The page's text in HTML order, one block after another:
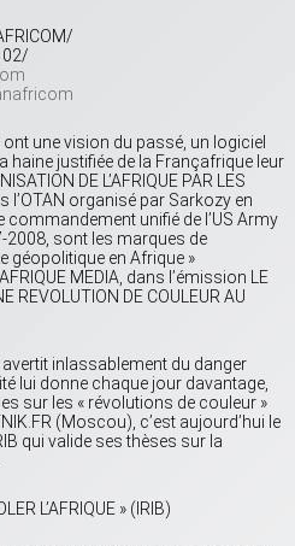
02/
une vision du passé, un logiciel
haine justifiée de la Françafrique leur
DE L’AFRIQUE PAR LES
l’OTAN organisé par Sarkozy en
commandement unifié de l’US Army
2008, sont les marques de
géopolitique en Afrique »
MEDIA, dans l’émission LE
REVOLUTION DE COULEUR AU
inlassablement du danger
lui donne chaque jour davantage,
sur les « révolutions de couleur »
(Moscou), c’est aujourd’hui le
qui valide ses thèses sur la
L’AFRIQUE » (IRIB)